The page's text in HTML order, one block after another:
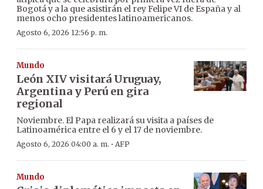
Bogotá y a la que asistirán el rey Felipe VI de España y al
menos ocho presidentes latinoamericanos.
Agosto 6, 2026 12:56 p. m.
Mundo
León XIV visitará Uruguay,
Argentina y Perú en gira
regional
Noviembre. El Papa realizará su visita a países de
Latinoamérica entre el 6 y el 17 de noviembre.
Agosto 6, 2026 04:00 a. m. · AFP
Mundo